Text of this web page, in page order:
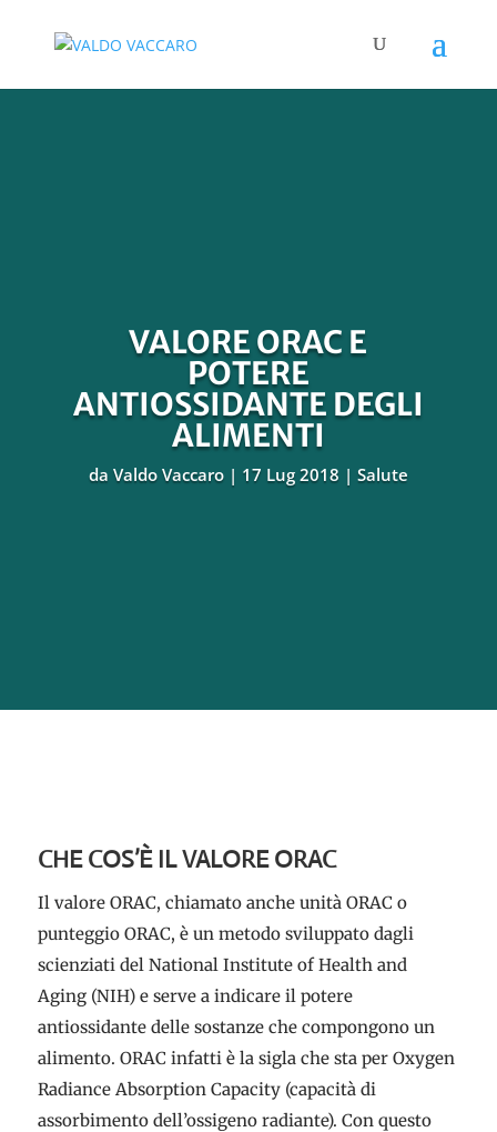
VALORE ORAC E
POTERE
ANTIOSSIDANTE DEGLI
ALIMENTI
da Valdo Vaccaro 17 Lug 2018 Salute
CHE COS’È IL VALORE ORAC
Il valore ORAC, chiamato anche unità ORAC o
punteggio ORAC, è un metodo sviluppato dagli
scienziati del National Institute of Health and
Aging (NIH) e serve a indicare il potere
antiossidante delle sostanze che compongono un
alimento. ORAC infatti è la sigla che sta per Oxygen
Radiance Absorption Capacity (capacità di
assorbimento dell’ossigeno radiante). Con questo